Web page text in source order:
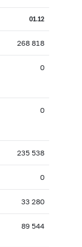
01.12
268 818
0
0
235 538
0
33 280
89 544